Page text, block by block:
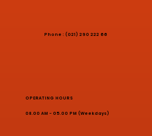
Phone : (021) 290 222 66
OPERATING HOURS
08.00 AM - 05.00 PM (Weekdays)